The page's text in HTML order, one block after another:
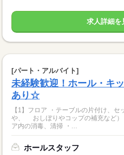
求人詳細を
[パート・アルバイト]
未経験歓迎！ホール・キ
あり☆
【1】フロア ・テーブルの片付け、
や、 おしぼりやコップの補充など）
ア内の消毒、清掃 ・...
ホールスタッフ